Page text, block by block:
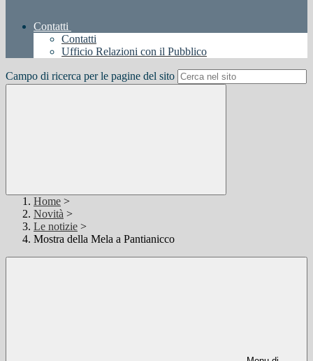
Contatti
Contatti
Ufficio Relazioni con il Pubblico
Campo di ricerca per le pagine del sito
Home >
Novità >
Le notizie >
Mostra della Mela a Pantianicco